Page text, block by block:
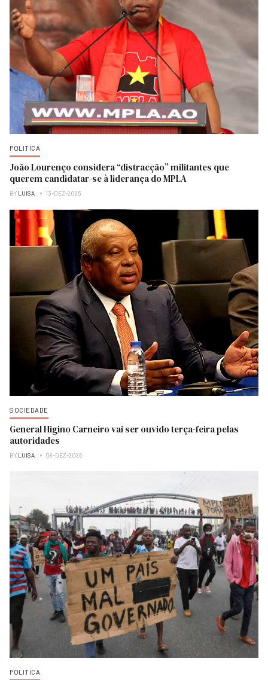
POLITICA
João Lourenço considera “distracção” militantes que
querem candidatar-se à liderança do MPLA
BY LUISA 13-DEZ-2025
SOCIEDADE
General Higino Carneiro vai ser ouvido terça-feira pelas
autoridades
BY LUISA 08-DEZ-2025
POLITICA